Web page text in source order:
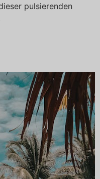
pulsierenden